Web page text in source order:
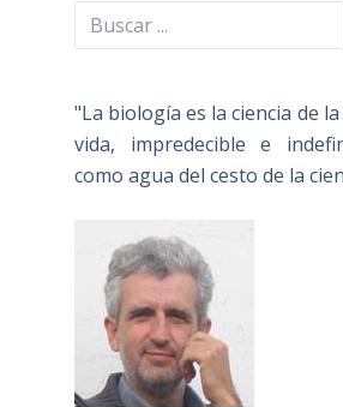
Buscar
"La biología es la ciencia de la
vida, impredecible e
como agua del cesto de la